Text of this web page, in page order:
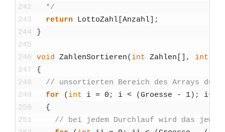
242
243
244
245
246
247
248
249
250
251
*/
return Lot­to­Zahl Anzahl
;
}
void Zah­len­Sor­tie­ren( int Zah­len , int
{
// unsor­tier­ten Bereich des Arrays
for
( int i = 0 ; i < (Groes­se - 1) ; i++
{
// bei jedem Durch­lauf wird das